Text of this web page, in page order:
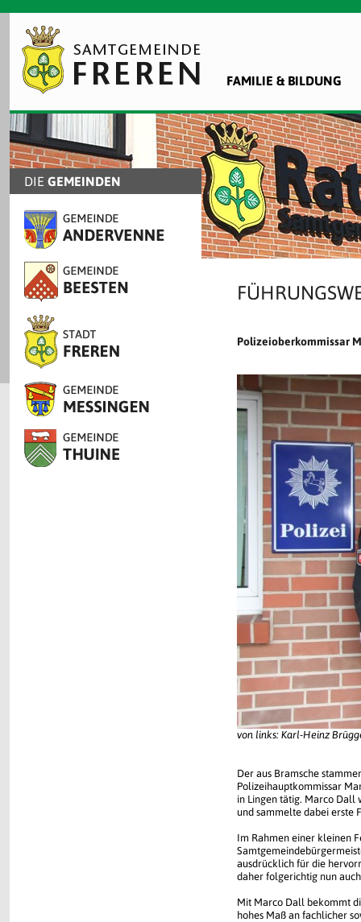
FAMILIE & BILDUNG
DIE GEMEINDEN
Polizeioberkommissar
von links: Karl-Heinz
Der aus Bramsche
Polizeihauptkommissar
in Lingen tätig. Marco Dall
und sammelte dabei erste
Im Rahmen einer kleinen
ausdrücklich für die
daher folgerichtig nun
Mit Marco Dall bekommt
hohes Maß an fachlicher